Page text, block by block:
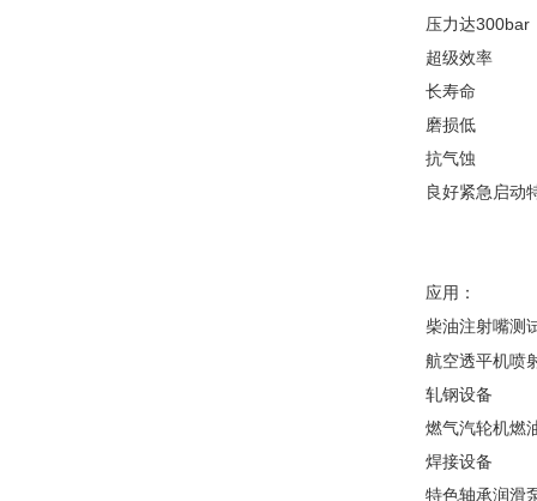
压力达300bar
超级效率
长寿命
磨损低
抗气蚀
良好紧急启动
应用：
柴油注射嘴测
航空透平机喷
轧钢设备
燃气汽轮机燃
焊接设备
特色轴承润滑